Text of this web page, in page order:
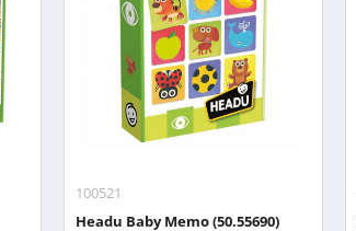
100521
Headu Baby Memo (50.55690)